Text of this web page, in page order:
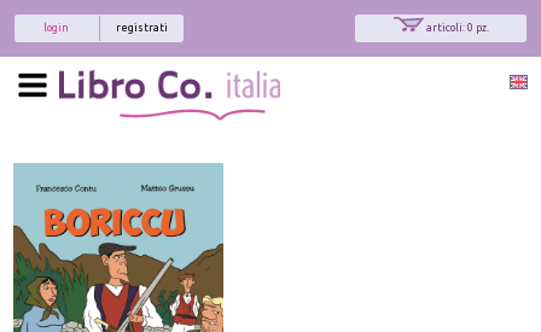
articoli: 0 pz.
registrati
login